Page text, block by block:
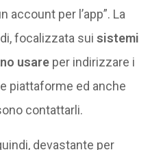
per l’app”. La
focalizzata sui sistemi
usareper indirizzare i
piattaforme ed anche
contattarli.
devastante per